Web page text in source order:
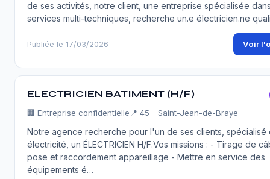
de ses activités, notre client, une entreprise spécialisée
services multi-techniques, recherche un.e électricien.ne
Publiée le 17/03/2026 Voir
ELECTRICIEN BATIMENT (H/F)
🏢 Entreprise confidentielle 📍 45 - Saint-Jean-de-Braye
Notre agence recherche pour l'un de ses clients, spécialisé
électricité, un ÉLECTRICIEN H/F.Vos missions : - Tirage de
pose et raccordement appareillage - Mettre en service des
équipements é…